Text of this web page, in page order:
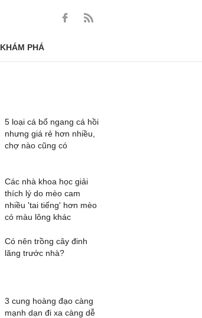
KHÁM PHÁ
5 loại cá bổ ngang cá hồi
nhưng giá rẻ hơn nhiều,
chợ nào cũng có
Các nhà khoa học giải
thích lý do mèo cam
nhiều 'tai tiếng' hơn mèo
có màu lông khác
Có nên trồng cây đinh
lăng trước nhà?
3 cung hoàng đạo càng
mạnh dạn đi xa càng dễ